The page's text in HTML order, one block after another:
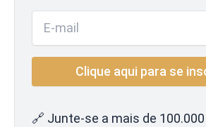
🔗 Junte-se a mais de